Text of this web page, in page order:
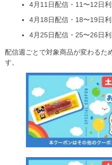
4月11日配信・11〜12日
4月18日配信・18〜19日
4月25日配信・25〜26日
配信週ごとで対象商品が変わるた
す。